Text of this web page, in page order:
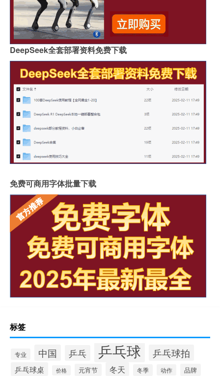
DeepSeek全套部署资料免费下载
免费可商用字体批量下载
标签
专业 中国 乒乓 乒乓球 乒乓球拍
乒乓球桌 价格 元宵节 冬天 冬季 动作
品牌